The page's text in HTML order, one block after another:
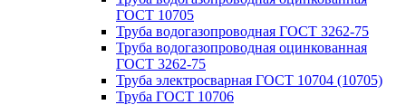
ГОСТ 10705
Труба водогазопроводная ГОСТ 3262-75
Труба водогазопроводная оцинкованная
ГОСТ 3262-75
Труба электросварная ГОСТ 10704 (10705)
Труба ГОСТ 10706